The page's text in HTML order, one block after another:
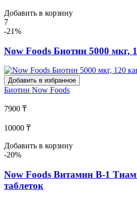
Добавить в корзину
7
-21%
Now Foods Биотин 5000 мкг,
Добавить в избранное
Биотин Now Foods
7900 ₸
10000 ₸
Добавить в корзину
-20%
Now Foods Витамин В-1
таблеток